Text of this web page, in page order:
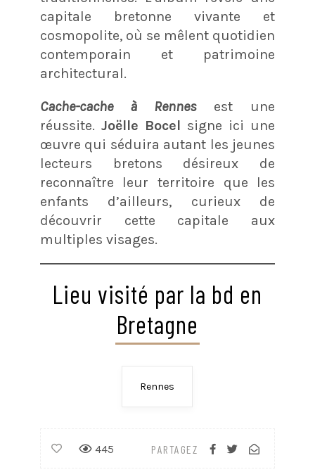
capitale bretonne vivante et
cosmopolite, où se mêlent quotidien
contemporain et patrimoine
architectural.
Cache-cache à Rennesest une
réussite. Joëlle Bocel signe ici une
œuvre qui séduira autant les jeunes
lecteurs bretons désireux de
reconnaître leur territoire que les
enfants d’ailleurs, curieux de
découvrir cette capitale aux
multiples visages.
Lieu visité par la bd en
Bretagne
Rennes
PARTAGEZ
445